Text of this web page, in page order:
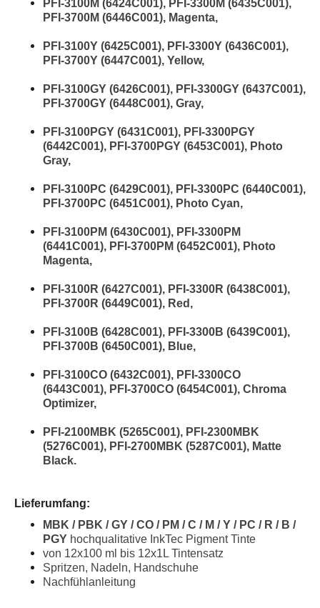
PFI-3100M (6424C001), PFI-3300M (6435C001),
PFI-3700M (6446C001), Magenta,
PFI-3100Y (6425C001), PFI-3300Y (6436C001),
PFI-3700Y (6447C001), Yellow,
PFI-3100GY (6426C001), PFI-3300GY (6437C001),
PFI-3700GY (6448C001), Gray,
PFI-3100PGY (6431C001), PFI-3300PGY
(6442C001), PFI-3700PGY (6453C001), Photo
Gray,
PFI-3100PC (6429C001), PFI-3300PC (6440C001),
PFI-3700PC (6451C001), Photo Cyan,
PFI-3100PM (6430C001), PFI-3300PM
(6441C001), PFI-3700PM (6452C001), Photo
Magenta,
PFI-3100R (6427C001), PFI-3300R (6438C001),
PFI-3700R (6449C001), Red,
PFI-3100B (6428C001), PFI-3300B (6439C001),
PFI-3700B (6450C001), Blue,
PFI-3100CO (6432C001), PFI-3300CO
(6443C001), PFI-3700CO (6454C001), Chroma
Optimizer,
PFI-2100MBK (5265C001), PFI-2300MBK
(5276C001), PFI-2700MBK (5287C001), Matte
Black.
Lieferumfang:
MBK / PBK / GY / CO / PM / C / M / Y / PC / R / B /
PGY hochqualitative InkTec Pigment Tinte
von 12x100 ml bis 12x1L Tintensatz
Spritzen, Nadeln, Handschuhe
Nachfühlanleitung